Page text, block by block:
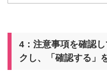
4：注意事項を確認
クし、「確認する」